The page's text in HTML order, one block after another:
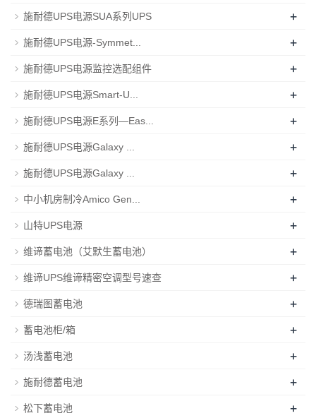
施耐德UPS电源SUA系列UPS +
施耐德UPS电源-Symmet... +
施耐德UPS电源监控选配组件 +
施耐德UPS电源Smart-U... +
施耐德UPS电源E系列—Eas... +
施耐德UPS电源Galaxy ... +
施耐德UPS电源Galaxy ... +
中小机房制冷Amico Gen... +
山特UPS电源 +
维谛蓄电池（艾默生蓄电池） +
维谛UPS维谛精密空调型号速查 +
德瑞图蓄电池 +
蓄电池柜/箱 +
汤浅蓄电池 +
施耐德蓄电池 +
松下蓄电池 +